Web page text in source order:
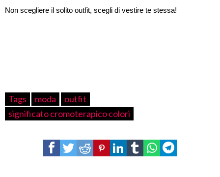
Non scegliere il solito outfit, scegli di vestire te stessa!
Tags moda
outfit
significato cromoterapico colori